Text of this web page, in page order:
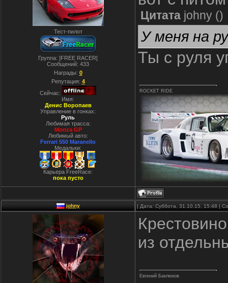
Тест-пилот
Группа: ]FREE RACER[
Сообщений: 433
Награды: 0
Репутация: 4
Сейчас:
Имя:
Денис Воропаев
Управление в гонках:
Руль
Любимая трасса:
Monza GP
Любимый авто:
Ferrari 550 Maranello
Медальки:
Карьера FreeRace:
пока пусто
Цитата johny ()
У меня на
Ты с руля
ROCKET RIDE
johny | Дата: Суббота, 31.10.15, 15:48 |
из
Евгений Баклюков